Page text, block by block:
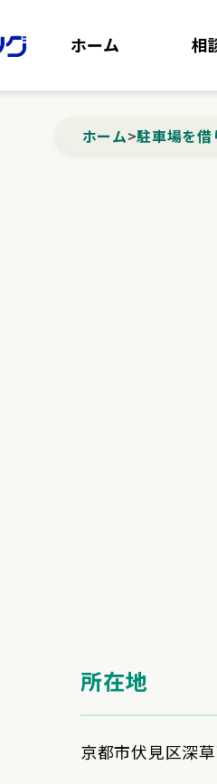
都ハウジング
ホーム 相
ホーム>駐車場を借
所在地
京都市伏見区深